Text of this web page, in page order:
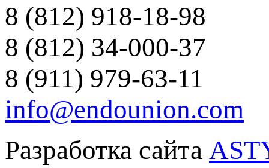
8 (812) 918-18-98
8 (812) 34-000-37
8 (911) 979-63-11
info@endounion.com
Разработка сайта